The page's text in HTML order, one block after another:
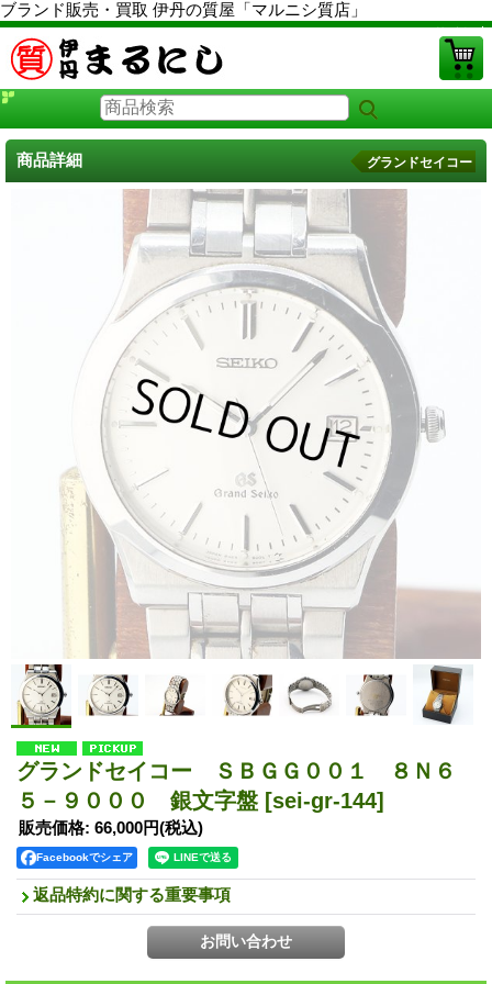
ブランド販売・買取 伊丹の質屋「マルニシ質店」
グランドセイコー時計 中古
PCサイト
商品詳細 グランドセイコー
グランドセイコー ＳＢＧＧ００１ ８Ｎ６
５－９０００ 銀文字盤 [sei-gr-144]
販売価格: 66,000円(税込)
Facebookでシェア
返品特約に関する重要事項